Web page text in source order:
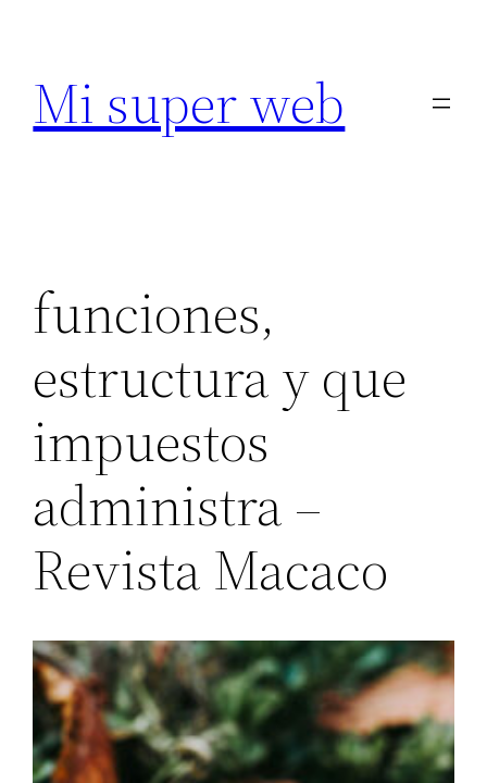
contenido
Mi super web
funciones,
estructura y que
impuestos
administra –
Revista Macaco